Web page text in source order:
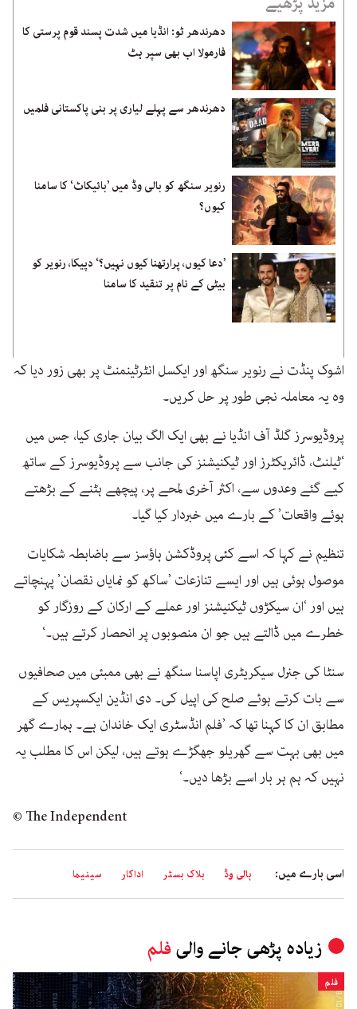
دھرندھر ٹو: انڈیا میں شدت پسند قوم پرستی کا
فارمولا اب بھی سپر ہٹ
دھرندھر سے پہلے لیاری پر بنی پاکستانی فلمیں
رنویر سنگھ کو بالی وڈ میں ’بائیکاٹ‘ کا سامنا
کیوں؟
’دعا کیوں، پرارتھنا کیوں نہیں؟‘ دپیکا، رنویر کو
بیٹی کے نام پر تنقید کا سامنا
اشوک پنڈت نے رنویر سنگھ اور ایکسل انٹرٹینمنٹ پر بھی زور دیا کہ
وہ یہ معاملہ نجی طور پر حل کریں۔
پروڈیوسرز گلڈ آف انڈیا نے بھی ایک الگ بیان جاری کیا، جس میں
‘ٹیلنٹ، ڈائریکٹرز اور ٹیکنیشنز کی جانب سے پروڈیوسرز کے ساتھ
کیے گئے وعدوں سے، اکثر آخری لمحے پر، پیچھے ہٹنے کے بڑھتے
ہوئے واقعات’ کے بارے میں خبردار کیا گیا۔
تنظیم نے کہا کہ اسے کئی پروڈکشن ہاؤسز سے باضابطہ شکایات
موصول ہوئی ہیں اور ایسے تنازعات ’ساکھ کو نمایاں نقصان’ پہنچاتے
ہیں اور ‘ان سیکڑوں ٹیکنیشنز اور عملے کے ارکان کے روزگار کو
خطرے میں ڈالتے ہیں جو ان منصوبوں پر انحصار کرتے ہیں۔‘
سنٹا کی جنرل سیکریٹری اپاسنا سنگھ نے بھی ممبئی میں صحافیوں
سے بات کرتے ہوئے صلح کی اپیل کی۔ دی انڈین ایکسپریس کے
مطابق ان کا کہنا تھا کہ ’فلم انڈسٹری ایک خاندان ہے۔ ہمارے گھر
میں بھی بہت سے گھریلو جھگڑے ہوتے ہیں، لیکن اس کا مطلب یہ
نہیں کہ ہم ہر بار اسے بڑھا دیں۔‘
© The Independent
اسی بارے میں: ہالی وڈ بلاک بسٹر اداکار سینیما
زیادہ پڑھی جانے والیفلم
فلم